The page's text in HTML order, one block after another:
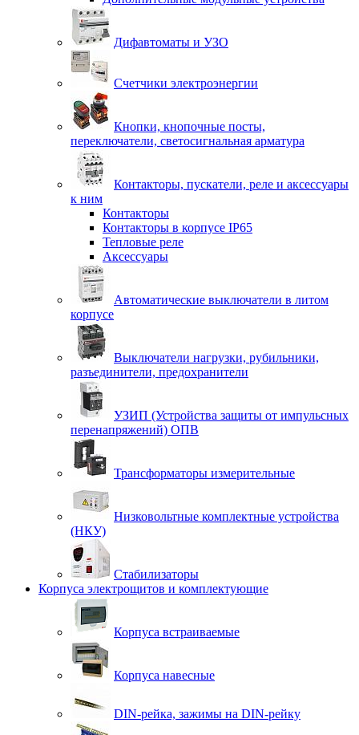
Дифавтоматы и УЗО
Счетчики электроэнергии
Кнопки, кнопочные посты,
переключатели, светосигнальная арматура
Контакторы, пускатели, реле и аксессуары
к ним
Контакторы
Контакторы в корпусе IP65
Тепловые реле
Аксессуары
Автоматические выключатели в литом
корпусе
Выключатели нагрузки, рубильники,
разъединители, предохранители
УЗИП (Устройства защиты от импульсных
перенапряжений) ОПВ
Трансформаторы измерительные
Низковольтные комплектные устройства
(НКУ)
Стабилизаторы
Корпуса электрощитов и комплектующие
Корпуса встраиваемые
Корпуса навесные
DIN-рейка, зажимы на DIN-рейку